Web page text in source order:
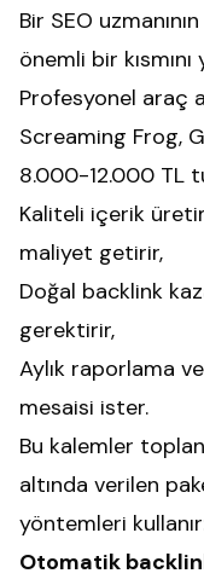
Bir SEO
önemli bir kısmını
Profesyonel araç
Screaming Frog,
8.000-12.000 TL
Kaliteli içerik
maliyet getirir,
Doğal backlink
gerektirir,
Aylık raporlama
mesaisi ister.
Bu kalemler
altında verilen
yöntemleri
Otomatik